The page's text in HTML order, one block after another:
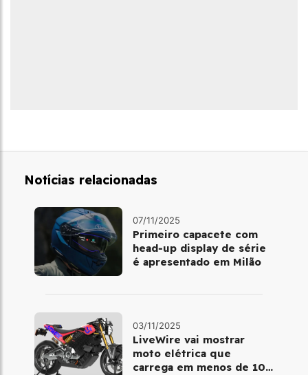
Notícias relacionadas
07/11/2025
Primeiro capacete com
head‑up display de série
é apresentado em Milão
03/11/2025
LiveWire vai mostrar
moto elétrica que
carrega em menos de 10